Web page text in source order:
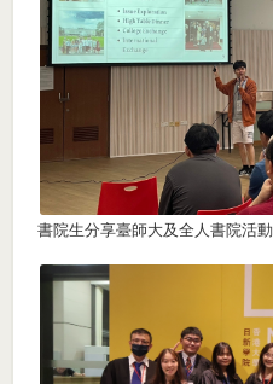
書院生分享臺師大及全人書院活動